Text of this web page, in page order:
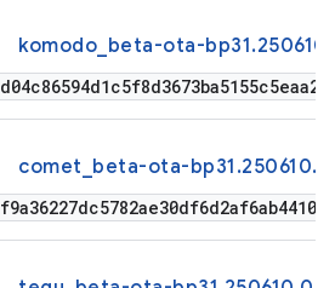
komodo_beta-ota-
comet_beta-ota-